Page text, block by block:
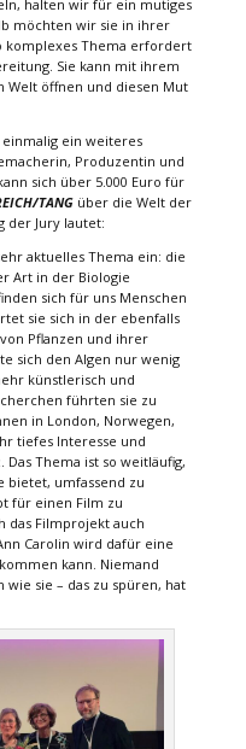
halten wir für ein mutiges
möchten wir sie in ihrer
komplexes Thema erfordert
Sie kann mit ihrem
öffnen und diesen Mut
ein weiteres
Produzentin und
sich über 5.000 Euro für
TANGüber die Welt der
der Jury lautet:
aktuelles Thema ein: die
Art in der Biologie
sich für uns Menschen
sie sich in der ebenfalls
Pflanzen und ihrer
sich den Algen nur wenig
künstlerisch und
führten sie zu
in London, Norwegen,
tiefes Interesse und
Thema ist so weitläufig,
bietet, umfassend zu
für einen Film zu
das Filmprojekt auch
Carolin wird dafür eine
kann. Niemand
sie – das zu spüren, hat